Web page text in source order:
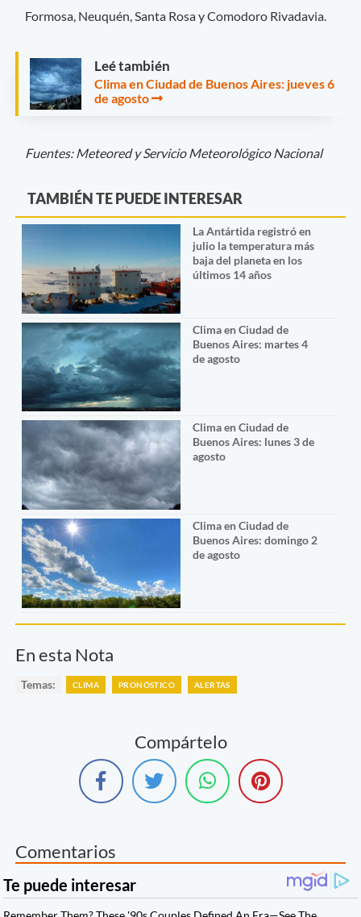
Formosa, Neuquén, Santa Rosa y Comodoro Rivadavia.
Leé también
Clima en Ciudad de Buenos Aires: jueves 6
de agosto
Fuentes: Meteored y Servicio Meteorológico Nacional
TAMBIÉN TE PUEDE INTERESAR
La Antártida registró en
julio la temperatura más
baja del planeta en los
últimos 14 años
Clima en Ciudad de
Buenos Aires: martes 4
de agosto
Clima en Ciudad de
Buenos Aires: lunes 3 de
agosto
Clima en Ciudad de
Buenos Aires: domingo 2
de agosto
En esta Nota
Temas: CLIMA PRONÓSTICO ALERTAS
Compártelo
Comentarios